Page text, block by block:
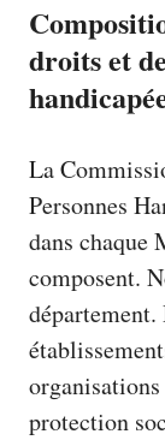
droits et
La
Personnes
dans chaque
composent.
département.
protection